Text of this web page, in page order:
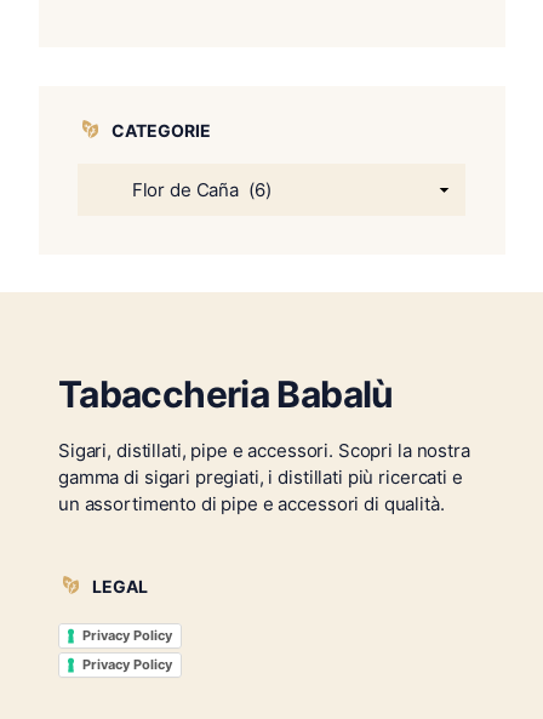
CATEGORIE
Tabaccheria Babalù
Sigari, distillati, pipe e accessori. Scopri la nostra
gamma di sigari pregiati, i distillati più ricercati e
un assortimento di pipe e accessori di qualità.
LEGAL
Privacy Policy
Privacy Policy